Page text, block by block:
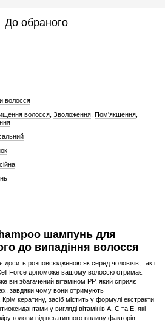
До обраного
волосся
волосся Зволоження Пом'якшення
шампунь для
до випадіння волосся
розповсюдженою як серед чоловіків, так і
Force допоможе вашому волоссю отримає
він збагачений вітаміном PP, який сприяє
завдяки чому вони отримують
кератину, засіб містить у формулі екстракти
у вигляді вітамінів А, С та Е, які
голови від негативного впливу факторів